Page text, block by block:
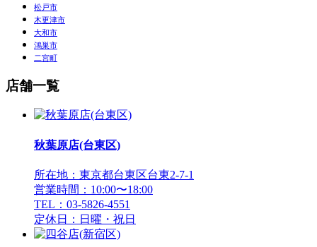
松戸市
木更津市
大和市
鴻巣市
二宮町
店舗一覧
秋葉原店(台東区)
所在地：東京都台東区台東2-7-1
営業時間：10:00〜18:00
TEL：03-5826-4551
定休日：日曜・祝日